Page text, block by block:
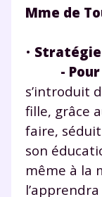
Mme de
•
- Pour
s’introduit
fille, grâce
faire,
son
même à la
et